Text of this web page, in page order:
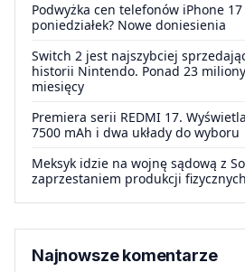
Podwyżka cen telefonów iPhone
poniedziałek? Nowe doniesienia
Switch 2 jest najszybciej
historii Nintendo. Ponad 23
miesięcy
Premiera serii REDMI 17.
7500 mAh i dwa układy do wyboru
Meksyk idzie na wojnę sądową z
zaprzestaniem produkcji
Najnowsze komentarze